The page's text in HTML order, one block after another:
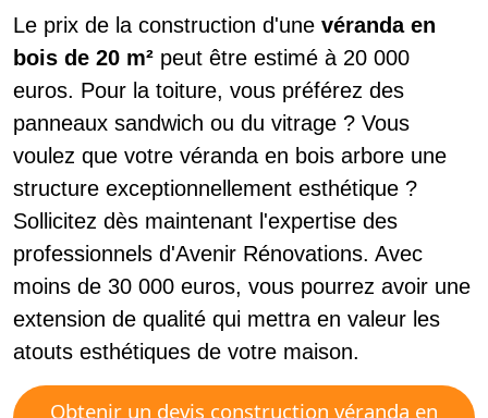
Le prix de la construction d'une véranda en
bois de 20 m² peut être estimé à 20 000
euros. Pour la toiture, vous préférez des
panneaux sandwich ou du vitrage ? Vous
voulez que votre véranda en bois arbore une
structure exceptionnellement esthétique ?
Sollicitez dès maintenant l'expertise des
professionnels d'Avenir Rénovations. Avec
moins de 30 000 euros, vous pourrez avoir une
extension de qualité qui mettra en valeur les
atouts esthétiques de votre maison.
Obtenir un devis construction véranda en